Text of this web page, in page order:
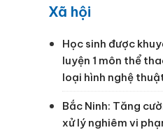
Xã hội
Học sinh được
luyện 1 môn thể
loại hình nghệ
Bắc Ninh: Tăng
xử lý nghiêm vi